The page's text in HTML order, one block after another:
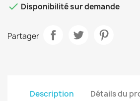
 Disponibilité sur demande
Partager
Description Détails du